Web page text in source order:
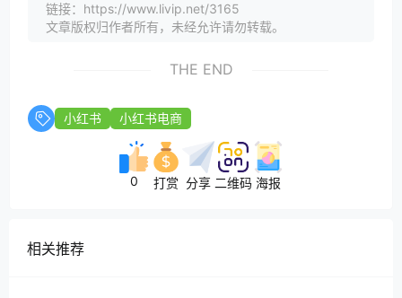
链接：https://www.livip.net/3165
文章版权归作者所有，未经允许请勿转载。
THE END
小红书 小红书电商
0 打赏 分享 二维码 海报
相关推荐